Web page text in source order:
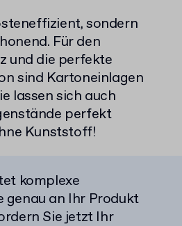
sondern
Für den
und die perfekte
sind Kartoneinlagen
lassen sich auch
perfekt
Kunststoff!
komplexe
genau an Ihr Produkt
Sie jetzt Ihr